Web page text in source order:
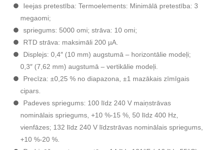
Ieejas pretestība: Termoelements: Minimālā pretestība: 3
megaomi;
spriegums: 5000 omi; strāva: 10 omi;
RTD strāva: maksimāli 200 µA.
Displejs: 0,4″ (10 mm) augstumā – horizontālie modeļi;
0,3″ (7,62 mm) augstumā – vertikālie modeļi.
Precīza: ±0,25 % no diapazona, ±1 mazākais zīmīgais
cipars.
Padeves spriegums: 100 līdz 240 V maiņstrāvas
nominālais spriegums, +10 %-15 %, 50 līdz 400 Hz,
vienfāzes; 132 līdz 240 V līdzstrāvas nominālais spriegums,
+10 %-20 %.